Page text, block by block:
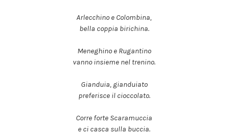
Arlecchino e Colombina,
bella coppia birichina.
Meneghino e Rugantino
vanno insieme nel trenino.
Gianduia, gianduiato
preferisce il cioccolato.
Corre forte Scaramuccia
e ci casca sulla buccia.